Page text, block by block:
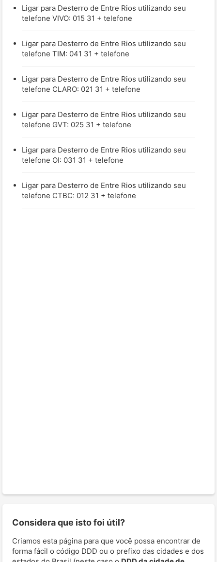
Ligar para Desterro de Entre Rios utilizando seu
telefone VIVO: 015 31 + telefone
Ligar para Desterro de Entre Rios utilizando seu
telefone TIM: 041 31 + telefone
Ligar para Desterro de Entre Rios utilizando seu
telefone CLARO: 021 31 + telefone
Ligar para Desterro de Entre Rios utilizando seu
telefone GVT: 025 31 + telefone
Ligar para Desterro de Entre Rios utilizando seu
telefone OI: 031 31 + telefone
Ligar para Desterro de Entre Rios utilizando seu
telefone CTBC: 012 31 + telefone
Considera que isto foi útil?
Criamos esta página para que você possa encontrar de
forma fácil o código DDD ou o prefixo das cidades e dos